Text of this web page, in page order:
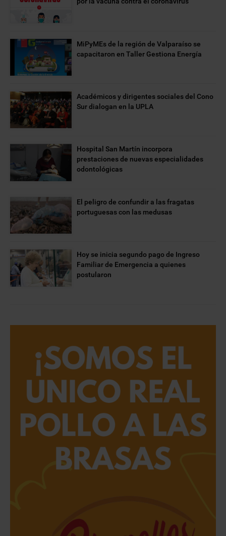
MiPyMEs de la región de Valparaíso se
capacitaron en Taller Gestiona Energía
Académicos y dirigentes sociales del Cono
Sur dialogan en la UPLA
Hospital San Martín incorpora
prestaciones de nuevas especialidades
odontológicas
El peligro de confundir a las fragatas
portuguesas con las medusas
Hoy se inicia segundo pago de Ingreso
Familiar de Emergencia a quienes
postularon